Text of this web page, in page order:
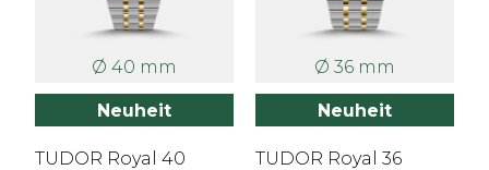
Ø 40 mm
Neuheit
TUDOR Royal 40
Ø 36 mm
Neuheit
TUDOR Royal 36